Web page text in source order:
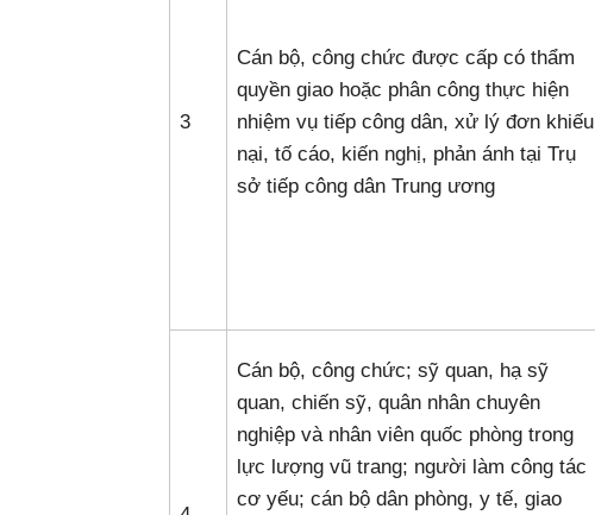
3
Cán bộ, công chức được cấp có thẩm
quyền giao hoặc phân công thực hiện
nhiệm vụ tiếp công dân, xử lý đơn khiếu
nại, tố cáo, kiến nghị, phản ánh tại Trụ
sở tiếp công dân Trung ương
Cán bộ, công chức; sỹ quan, hạ sỹ
quan, chiến sỹ, quân nhân chuyên
nghiệp và nhân viên quốc phòng trong
lực lượng vũ trang; người làm công tác
cơ yếu; cán bộ dân phòng, y tế, giao